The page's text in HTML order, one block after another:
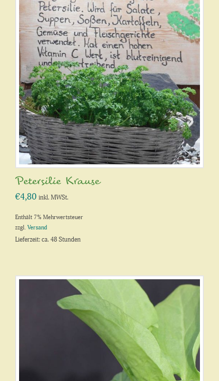
Petersilie Krause
€4,80 inkl. MWSt.
Enthält 7% Mehrwertsteuer
zzgl.Versand
Lieferzeit: ca. 48 Stunden